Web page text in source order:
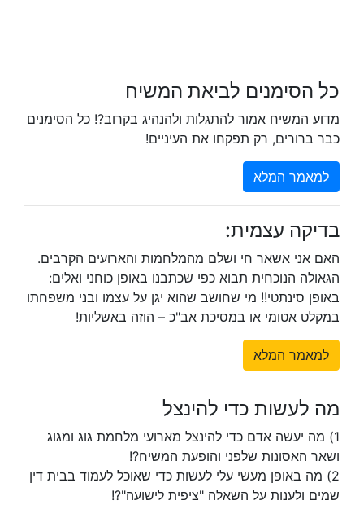
כל הסימנים לביאת המשיח
מדוע המשיח אמור להתגלות ולהנהיג בקרוב?! כל הסימנים
כבר ברורים, רק תפקחו את העיניים!
למאמר המלא
בדיקה עצמית:
האם אני אשאר חי ושלם מהמלחמות והארועים הקרבים.
הגאולה הנוכחית תבוא כפי שכתבנו באופן כוחני ואלים:
באופן סינתטי!! מי שחושב שהוא יגן על עצמו ובני משפחתו
במקלט אטומי או במסיכת אב"כ – הוזה באשליות!
למאמר המלא
מה לעשות כדי להינצל
1) מה יעשה אדם כדי להינצל מארועי מלחמת גוג ומגוג
ושאר האסונות שלפני והופעת המשיח?!
2) מה באופן מעשי עלי לעשות כדי שאוכל לעמוד בבית דין
שמים ולענות על השאלה "ציפית לישועה"?!